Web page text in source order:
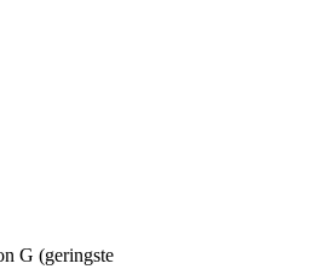
G (geringste